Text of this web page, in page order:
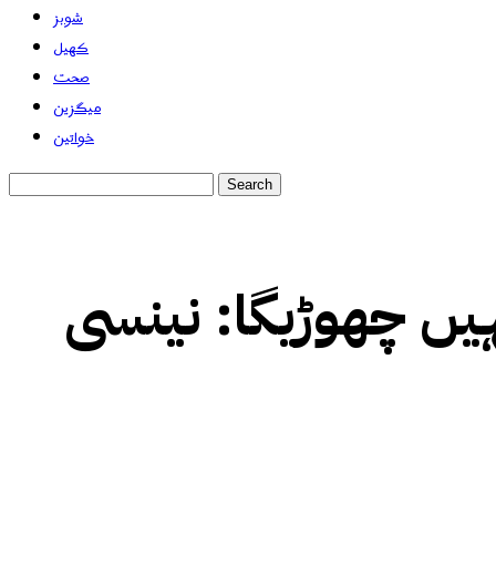
شوبز
کھیل
صحت
میگزین
خواتین
چھوڑیگا: نینسی